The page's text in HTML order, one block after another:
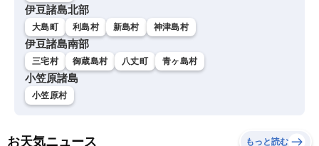
伊豆諸島北部
大島町 利島村 新島村 神津島村
伊豆諸島南部
三宅村 御蔵島村 八丈町 青ヶ島村
小笠原諸島
小笠原村
お天気ニュース もっと読む